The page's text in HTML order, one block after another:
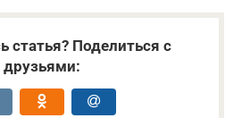
статья? Поделиться с
друзьями: